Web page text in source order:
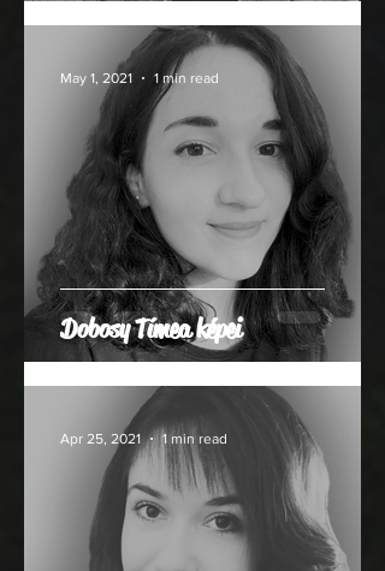
Dobosy Tímea képei
May 1, 2021 1 min read
Apr 25, 2021 1 min read